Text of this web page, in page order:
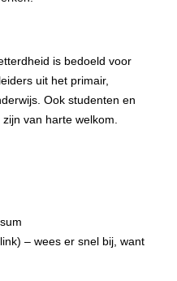
is bedoeld voor
uit het primair,
Ook studenten en
van harte welkom.
– wees er snel bij, want